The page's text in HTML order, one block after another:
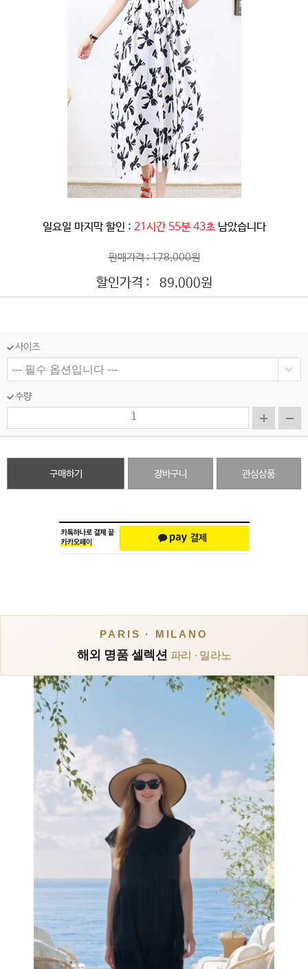
일요일 마지막 할인 : 21시간 55분 41초 남았습니다
판매가격 : 178,000원
할인가격 : 89,000원
사이즈
수량
구매하기 장바구니 관심상품
PARIS · MILANO
해외 명품 셀렉션 파리 · 밀라노